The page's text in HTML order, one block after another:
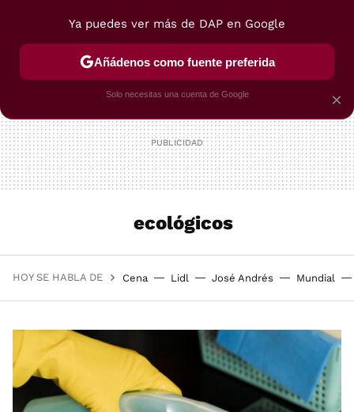
POSTRES VIAJES SELECCIÓN VEGUI
ecológicos
HOY SE HABLA DE Cena Lidl José Andrés Mundial
×
Ya puedes ver más de DAP en Google
Añádenos como fuente preferida
Solo necesitas una cuenta de Google